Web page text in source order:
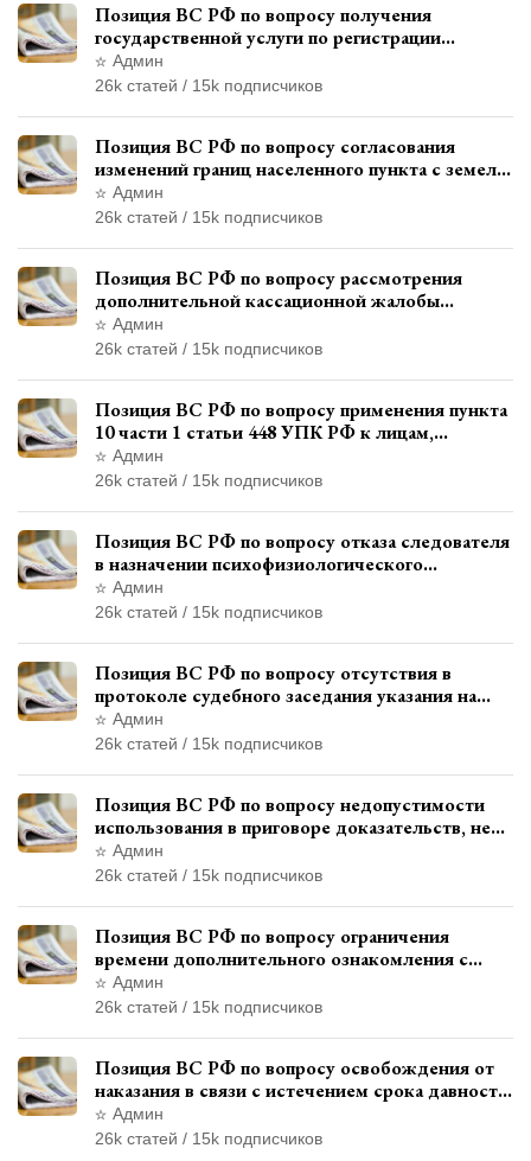
Позиция ВС РФ по вопросу получения
государственной услуги по регистрации
транспортного средства через представителя
Админ
26k статей / 15k подписчиков
Позиция ВС РФ по вопросу согласования
изменений границ населенного пункта с земель
лесного фонда
Админ
26k статей / 15k подписчиков
Позиция ВС РФ по вопросу рассмотрения
дополнительной кассационной жалобы
адвоката в кассационной инстанции
Админ
26k статей / 15k подписчиков
Позиция ВС РФ по вопросу применения пункта
10 части 1 статьи 448 УПК РФ к лицам,
уволенным из следственных органов
Админ
26k статей / 15k подписчиков
Позиция ВС РФ по вопросу отказа следователя
в назначении психофизиологического
исследования показаний обвиняемой с
использованием полиграфа
Админ
26k статей / 15k подписчиков
Позиция ВС РФ по вопросу отсутствия в
протоколе судебного заседания указания на
возможность выступления в прениях сторон
при наличии аудиозаписи
Админ
26k статей / 15k подписчиков
Позиция ВС РФ по вопросу недопустимости
использования в приговоре доказательств, не
исследованных в судебном заседании
Админ
26k статей / 15k подписчиков
Позиция ВС РФ по вопросу ограничения
времени дополнительного ознакомления с
материалами уголовного дела
Админ
26k статей / 15k подписчиков
Позиция ВС РФ по вопросу освобождения от
наказания в связи с истечением срока давности
уголовного преследования
Админ
26k статей / 15k подписчиков